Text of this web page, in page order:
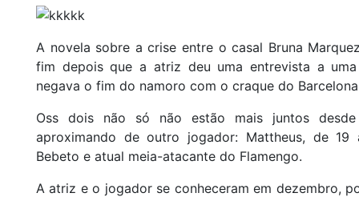
A novela sobre a crise entre o casal Bruna
fim depois que a atriz deu uma entrevista a
negava o fim do namoro com o craque do
Oss dois não só não estão mais juntos
aproximando de outro jogador: Mattheus, de
Bebeto e atual meia-atacante do Flamengo.
A atriz e o jogador se conheceram em dezembro,